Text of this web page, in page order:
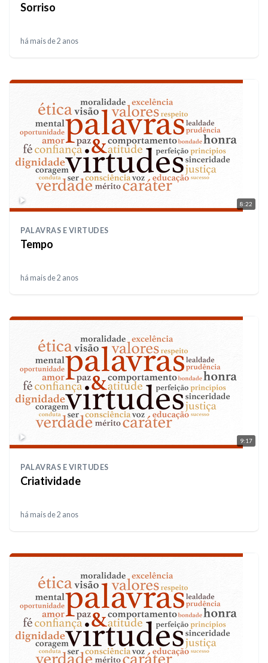
Sorriso
há mais de 2 anos
8:22
PALAVRAS E VIRTUDES
Tempo
há mais de 2 anos
9:17
PALAVRAS E VIRTUDES
Criatividade
há mais de 2 anos